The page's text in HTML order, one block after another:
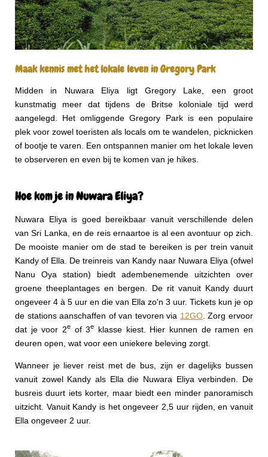
Maak kennis met het lokale leven in Gregory Park
Midden in Nuwara Eliya ligt Gregory Lake, een groot
kunstmatig meer dat tijdens de Britse koloniale tijd werd
aangelegd. Het omliggende Gregory Park is een populaire
plek voor zowel toeristen als locals om te wandelen, picknicken
of bootje te varen. Een ontspannen manier om het lokale leven
te observeren en even bij te komen van je hikes.
Hoe kom je in Nuwara Eliya?
Nuwara Eliya is goed bereikbaar vanuit verschillende delen
van Sri Lanka, en de reis ernaartoe is al een avontuur op zich.
De mooiste manier om de stad te bereiken is per trein vanuit
Kandy of Ella. De treinreis van Kandy naar Nuwara Eliya (ofwel
Nanu Oya station) biedt adembenemende uitzichten over
groene theeplantages en bergen. De rit vanuit Kandy duurt
ongeveer 4 à 5 uur en die van Ella zo'n 3 uur. Tickets kun je op
de stations aanschaffen of van tevoren via 12GO. Zorg ervoor
dat je voor 2e of 3e
klasse kiest. Hier kunnen de ramen en
deuren open, wat voor een uniekere beleving zorgt.
Wanneer je liever reist met de bus, zijn er dagelijks bussen
vanuit zowel Kandy als Ella die Nuwara Eliya verbinden. De
busreis duurt iets korter, maar biedt een minder panoramisch
uitzicht. Vanuit Kandy is het ongeveer 2,5 uur rijden, en vanuit
Ella ongeveer 2 uur.